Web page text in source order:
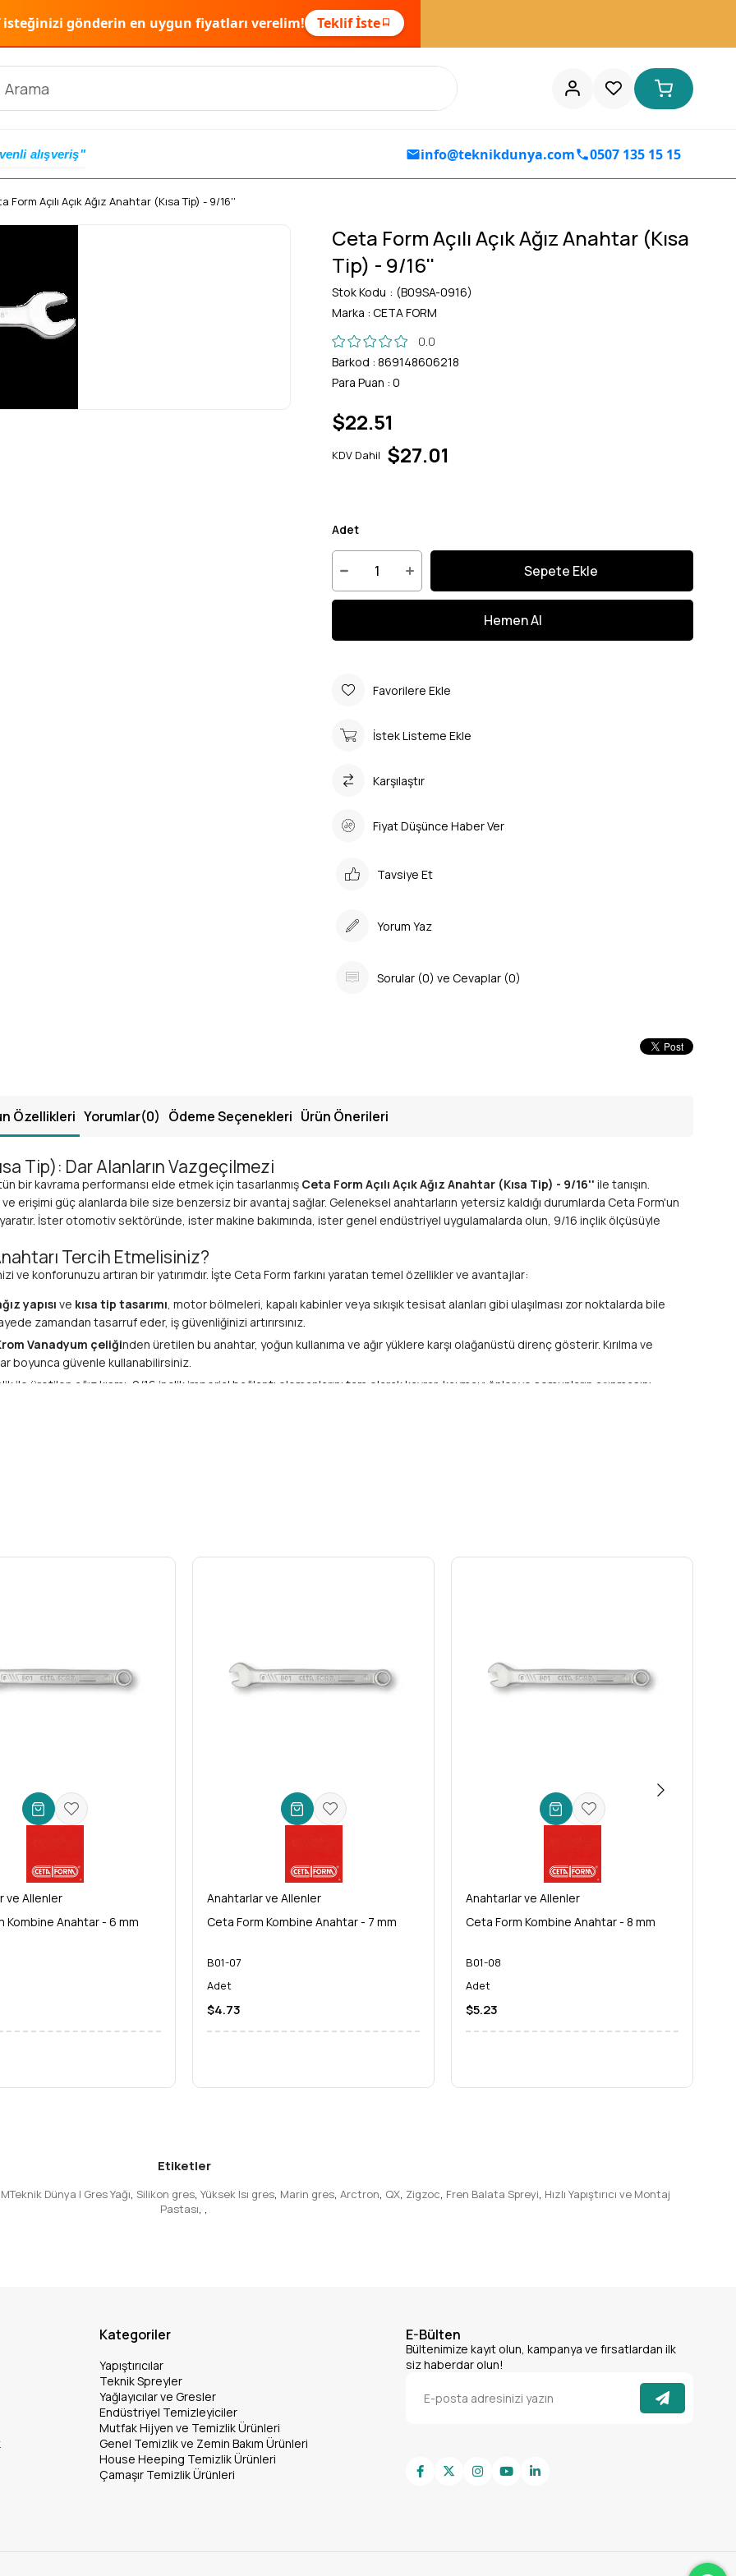
isteğinizi gönderin en uygun fiyatları verelim! Teklif İste
alışveriş" info@teknikdunya.com 0507 135 15 15
Form Açılı Açık Ağız Anahtar (Kısa Tip) - 9/16''
Ceta Form Açılı Açık Ağız Anahtar (Kısa
Tip) - 9/16''
Stok Kodu
(B09SA-0916)
Marka : CETA FORM
0.0
Barkod : 869148606218
Para Puan : 0
$22.51
KDV Dahil $27.01
Adet
Favorilere Ekle
İstek Listeme Ekle
Karşılaştır
Fiyat Düşünce Haber Ver
Tavsiye Et
Yorum Yaz
Sorular (0) ve Cevaplar (0)
Özellikleri Yorumlar(0) Ödeme Seçenekleri Ürün Önerileri
Tip): Dar Alanların Vazgeçilmezi
bir kavrama performansı elde etmek için tasarlanmış Ceta Form Açılı Açık Ağız Anahtar (Kısa Tip) - 9/16'' ile tanışın.
erişimi güç alanlarda bile size benzersiz bir avantaj sağlar. Geleneksel anahtarların yetersiz kaldığı durumlarda Ceta Form'un
yaratır. İster otomotiv sektöründe, ister makine bakımında, ister genel endüstriyel uygulamalarda olun, 9/16 inçlik ölçüsüyle
Tercih Etmelisiniz?
konforunuzu artıran bir yatırımdır. İşte Ceta Form farkını yaratan temel özellikler ve avantajlar:
yapısı ve kısa tip tasarımı, motor bölmeleri, kapalı kabinler veya sıkışık tesisat alanları gibi ulaşılması zor noktalarda bile
zamandan tasarruf eder, iş güvenliğinizi artırırsınız.
Vanadyum çeliğinden üretilen bu anahtar, yoğun kullanıma ve ağır yüklere karşı olağanüstü direnç gösterir. Kırılma ve
boyunca güvenle kullanabilirsiniz.
ile üretilen ağız kısmı, 9/16 inçlik imperial bağlantı elemanlarını tam olarak kavrar, kaymayı önler ve somunların aşınmasını
makine, otomotiv ve endüstriyel ekipmanlarda kullanım için idealdir.
bileşenlerin sökülüp takılmasında vazgeçilmezdir.
montaj ve demontaj süreçlerinde etkin çözüm sunar.
ile tanınan bir markadır.
modelimiz de bu geleneğin bir parçası olarak, size sadece bir
artıracak uzun vadede maliyetlerinizi düşürecek
bir çözüm sunar. Dar alanlarda çalışmanın zorluğunu ortadan
dayanıklı el aleti ile artık hiçbir somun size karşı gelemeyecek. Hemen şimdi Ceta Form Açılı Açık Ağız Anahtar (Kısa Tip) - 9/16''
ağız anahtar fiyatları
ve Allenler
Kombine Anahtar - 6 mm
Anahtarlar ve Allenler
Ceta Form Kombine Anahtar - 7 mm
B01-07
Adet
$4.73
Anahtarlar ve Allenler
Ceta Form Kombine Anahtar - 8 mm
B01-08
Adet
$5.23
Etiketler
Dünya | Gres Yağı, Silikon gres, Yüksek Isı gres, Marin gres, Arctron, QX, Zigzoc, Fren Balata Spreyi, Hızlı Yapıştırıcı ve Montaj
Pastası, ,
Kategoriler
Yapıştırıcılar
Teknik Spreyler
Yağlayıcılar ve Gresler
Endüstriyel Temizleyiciler
Mutfak Hijyen ve Temizlik Ürünleri
Genel Temizlik ve Zemin Bakım Ürünleri
House Heeping Temizlik Ürünleri
Çamaşır Temizlik Ürünleri
E-Bülten
Bültenimize kayıt olun, kampanya ve fırsatlardan ilk
siz haberdar olun!